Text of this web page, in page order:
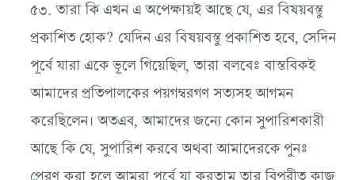
৫৩. তারা কি এখন এ অপেক্ষায়ই আছে যে, এর বিষয়বস্তু
প্রকাশিত হোক? যেদিন এর বিষয়বস্তু প্রকাশিত হবে, সেদিন
পূর্বে যারা একে ভূলে গিয়েছিল, তারা বলবেঃ বাস্তবিকই
আমাদের প্রতিপালকের পয়গম্বরগণ সত্যসহ আগমন
করেছিলেন। অতএব, আমাদের জন্যে কোন সুপারিশকারী
আছে কি যে, সুপারিশ করবে অথবা আমাদেরকে পুনঃ
প্রেরণ করা হলে আমরা পূর্বে যা করতাম তার বিপরীত কাজ